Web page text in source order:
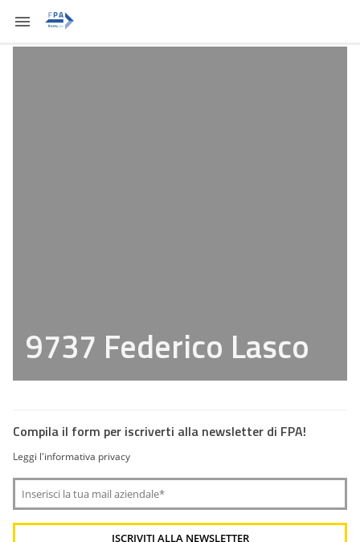
9737 Federico Lasco
Compila il form per iscriverti alla newsletter di FPA!
Leggi l'informativa privacy